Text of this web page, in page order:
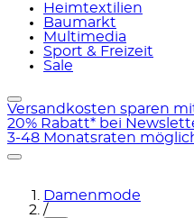
Heimtextilien
Baumarkt
Multimedia
Sport & Freizeit
Sale
Versandkosten sparen
20% Rabatt* bei
3-48 Monatsraten
Damenmode
/